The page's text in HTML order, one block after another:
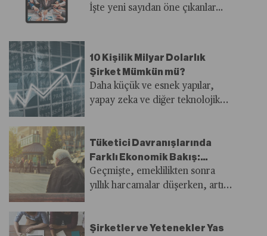
Yayında!
İşte yeni sayıdan öne çıkanlar...
10 Kişilik Milyar Dolarlık
Şirket Mümkün mü?
Daha küçük ve esnek yapılar,
yapay zeka ve diğer teknolojik
Tüketici Davranışlarında
Farklı Ekonomik Bakış:
Üçüncü Çağ
Geçmişte, emeklilikten sonra
yıllık harcamalar düşerken, artık
üreticiler, şirketler iki paralel
Şirketler ve Yetenekler Yas